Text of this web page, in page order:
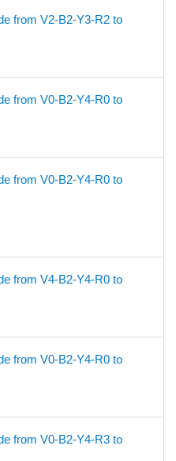
from V2-B2-Y3-R2 to
from V0-B2-Y4-R0 to
from V0-B2-Y4-R0 to
from V4-B2-Y4-R0 to
from V0-B2-Y4-R0 to
from V0-B2-Y4-R3 to